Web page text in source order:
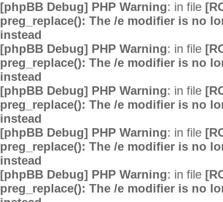
[phpBB Debug] PHP Warning: in file
preg_replace(): The /e modifier is no
instead
[phpBB Debug] PHP Warning: in file
preg_replace(): The /e modifier is no
instead
[phpBB Debug] PHP Warning: in file
preg_replace(): The /e modifier is no
instead
[phpBB Debug] PHP Warning: in file
preg_replace(): The /e modifier is no
instead
[phpBB Debug] PHP Warning: in file
preg_replace(): The /e modifier is no